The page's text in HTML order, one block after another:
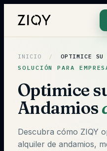
INICIO /
OPTIMICE SU
SOLUCIÓN PARA
Optimice
Andamios
Descubra cómo ZIQY
alquiler de andamios,